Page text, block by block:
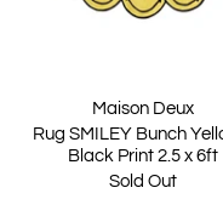
Maison Deux
Rug SMILEY Bunch
Black Print 2.5 x 6ft
Sold Out